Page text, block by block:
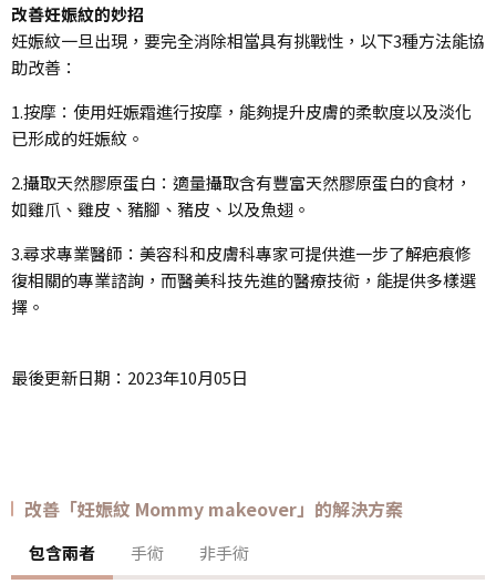
改善妊娠紋的妙招
妊娠紋一旦出現，要完全消除相當具有挑戰性，以下3種方法能協
助改善：
1.按摩：使用妊娠霜進行按摩，能夠提升皮膚的柔軟度以及淡化
已形成的妊娠紋。
2.攝取天然膠原蛋白：適量攝取含有豐富天然膠原蛋白的食材，
如雞爪、雞皮、豬腳、豬皮、以及魚翅。
3.尋求專業醫師：美容科和皮膚科專家可提供進一步了解疤痕修
復相關的專業諮詢，而醫美科技先進的醫療技術，能提供多樣選
擇。
最後更新日期：2023年10月05日
改善「妊娠紋 Mommy makeover」的解決方案
包含兩者 手術 非手術